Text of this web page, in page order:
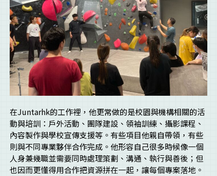
在Juntarhk的工作裡，他更常做的是校園與機構相關的活
動與培訓：戶外活動、團隊建設、領袖訓練、攝影課程、
內容製作與學校宣傳支援等。有些項目他親自帶領，有些
則與不同專業夥伴合作完成。他形容自己很多時候像一個
人身兼幾職並需要同時處理策劃、溝通、執行與善後；但
也因而更懂得用合作把資源拼在一起，讓每個專案落地。